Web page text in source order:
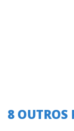
8 OUTROS